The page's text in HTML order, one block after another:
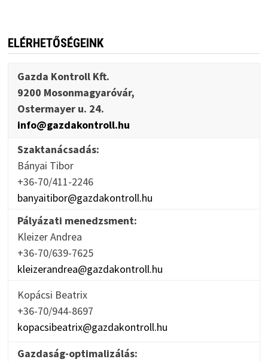
ELÉRHETŐSÉGEINK
Gazda Kontroll Kft.
9200 Mosonmagyaróvár,
Ostermayer u. 24.
info@gazdakontroll.hu
Szaktanácsadás:
Bányai Tibor
+36-70/411-2246
banyaitibor@gazdakontroll.hu
Pályázati menedzsment:
Kleizer Andrea
+36-70/639-7625
kleizerandrea@gazdakontroll.hu
Kopácsi Beatrix
+36-70/944-8697
kopacsibeatrix@gazdakontroll.hu
Gazdaság-optimalizálás: